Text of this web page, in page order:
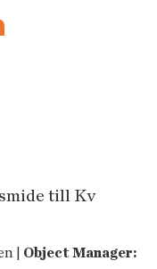
till Kv
| Object Manager: